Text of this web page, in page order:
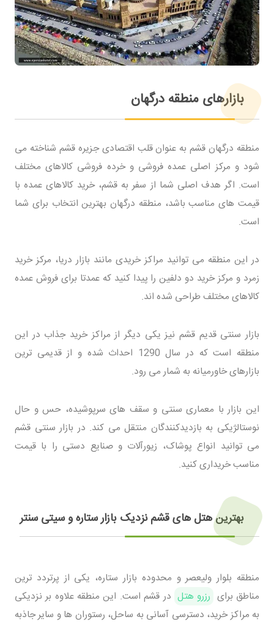
بازارهای منطقه درگهان
منطقه درگهان قشم به عنوان قلب اقتصادی جزیره قشم شناخته می
شود و مرکز اصلی عمده فروشی و خرده فروشی کالاهای مختلف
است. اگر هدف اصلی شما از سفر به قشم، خرید کالاهای عمده با
قیمت های مناسب باشد، منطقه درگهان بهترین انتخاب برای شما
است.
در این منطقه می توانید مراکز خریدی مانند بازار دریا، مرکز خرید
زمرد و مرکز خرید دو دلفین را پیدا کنید که عمدتا برای فروش عمده
کالاهای مختلف طراحی شده اند.
بازار سنتی قدیم قشم نیز یکی دیگر از مراکز خرید جذاب در این
منطقه است که در سال 1290 احداث شده و از قدیمی ترین
بازارهای خاورمیانه به شمار می رود.
این بازار با معماری سنتی و سقف های سرپوشیده، حس و حال
نوستالژیکی به بازدیدکنندگان منتقل می کند. در بازار سنتی قشم
می توانید انواع پوشاک، زیورآلات و صنایع دستی را با قیمت
مناسب خریداری کنید.
بهترین هتل های قشم نزدیک بازار ستاره و سیتی سنتر
منطقه بلوار ولیعصر و محدوده بازار ستاره، یکی از پرتردد ترین
مناطق برای رزرو هتل در قشم است. این منطقه علاوه بر نزدیکی
به مراکز خرید، دسترسی آسانی به ساحل، رستوران ها و سایر جاذبه